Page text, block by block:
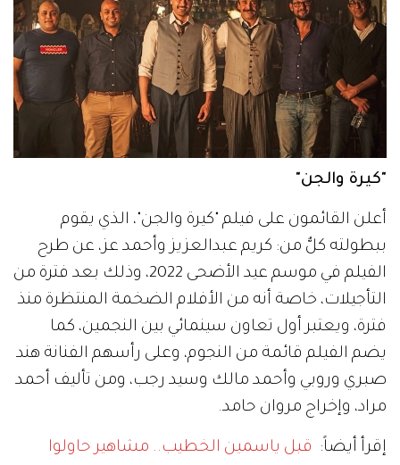
"كيرة والجن"
أعلن القائمون على فيلم "كيرة والجن"، الذي يقوم
ببطولته كلٌّ من: كريم عبدالعزيز وأحمد عز، عن طرح
الفيلم في موسم عيد الأضحى 2022، وذلك بعد فترة من
التأجيلات، خاصة أنه من الأفلام الضخمة المنتظرة منذ
فترة، ويعتبر أول تعاون سينمائي بين النجمين، كما
يضم الفيلم قائمة من النجوم، وعلى رأسهم الفنانة هند
صبري وروبي وأحمد مالك وسيد رجب، ومن تأليف أحمد
مراد، وإخراج مروان حامد.
إقرأ أيضاً: قبل ياسمين الخطيب.. مشاهير حاولوا